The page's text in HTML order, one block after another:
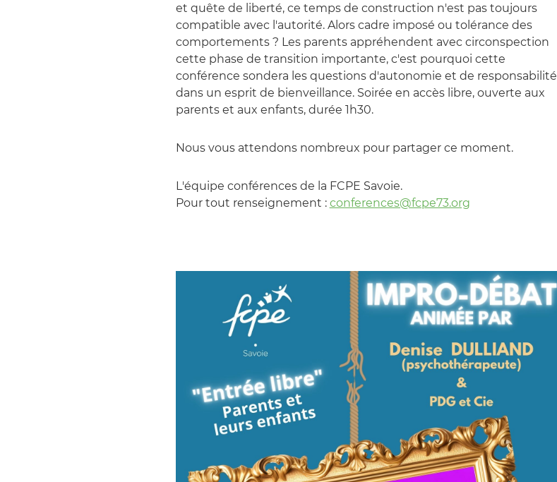
et quête de liberté, ce temps de construction n'est pas toujours
compatible avec l'autorité. Alors cadre imposé ou tolérance des
comportements ? Les parents appréhendent avec circonspection
cette phase de transition importante, c'est pourquoi cette
conférence sondera les questions d'autonomie et de responsabilité
dans un esprit de bienveillance. Soirée en accès libre, ouverte aux
parents et aux enfants, durée 1h30.
Nous vous attendons nombreux pour partager ce moment.
L'équipe conférences de la FCPE Savoie.
Pour tout renseignement : conferences@fcpe73.org